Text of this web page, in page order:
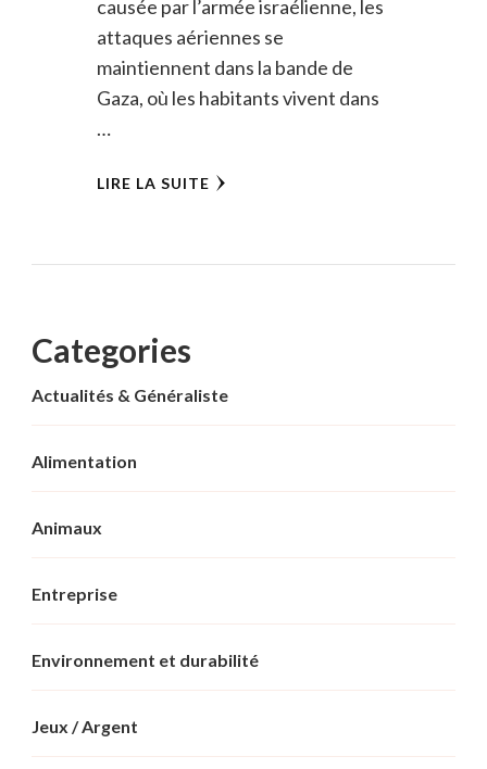
causée par l’armée israélienne, les
attaques aériennes se
maintiennent dans la bande de
Gaza, où les habitants vivent dans
…
LIRE LA SUITE
Categories
Actualités & Généraliste
Alimentation
Animaux
Entreprise
Environnement et durabilité
Jeux / Argent